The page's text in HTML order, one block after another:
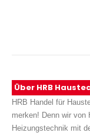
Über HRB
HRB Handel für
merken! Denn wir von
Heizungstechnik mit